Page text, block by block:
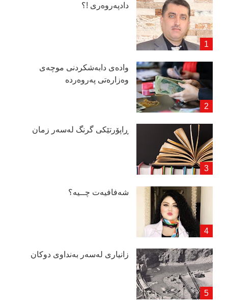
دادپەروەری !؟
وادەی دابەشكردنی موچەی
وەزارەتی پەروەردە
ڕاپۆرتێكی گرنگ لەسەر زمان
شەفافیەت چــیە؟
زانیاری لەسەر بەنداوی دوكان